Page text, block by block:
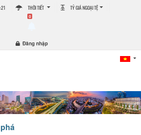
THỜI TIẾT TỶ GIÁ NGOẠI TỆ
0
Đăng nhập